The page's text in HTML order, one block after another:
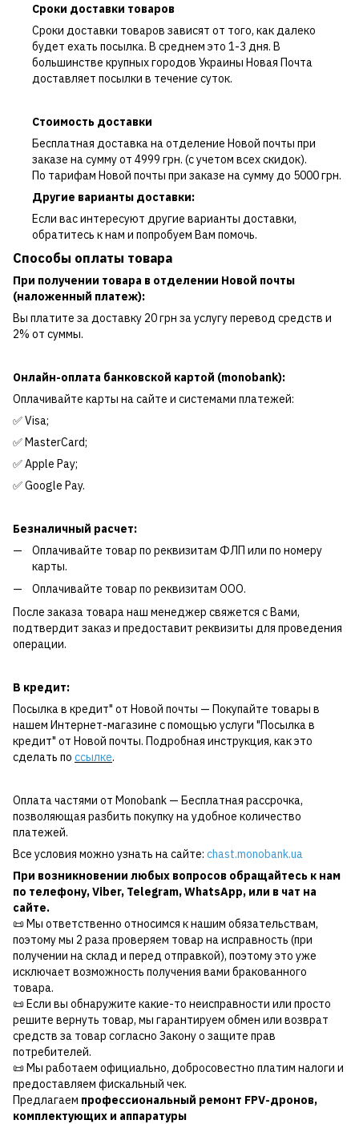
Сроки доставки товаров
Сроки доставки товаров зависят от того, как далеко
будет ехать посылка. В среднем это 1-3 дня. В
большинстве крупных городов Украины Новая Почта
доставляет посылки в течение суток.
Стоимость доставки
Бесплатная доставка на отделение Новой почты при
заказе на сумму от 4999 грн. (с учетом всех скидок).
По тарифам Новой почты при заказе на сумму до 5000 грн.
Другие варианты доставки:
Если вас интересуют другие варианты доставки,
обратитесь к нам и попробуем Вам помочь.
Способы оплаты товара
При получении товара в отделении Новой почты
(наложенный платеж):
Вы платите за доставку 20 грн за услугу перевод средств и
2% от суммы.
Онлайн-оплата банковской картой (monobank):
Оплачивайте карты на сайте и системами платежей:
✅ Visa;
✅ MasterCard;
✅ Apple Pay;
✅ Google Pay.
Безналичный расчет:
Оплачивайте товар по реквизитам ФЛП или по номеру
карты.
Оплачивайте товар по реквизитам ООО.
После заказа товара наш менеджер свяжется с Вами,
подтвердит заказ и предоставит реквизиты для проведения
операции.
В кредит:
Посылка в кредит" от Новой почты — Покупайте товары в
нашем Интернет-магазине с помощью услуги "Посылка в
кредит" от Новой почты. Подробная инструкция, как это
сделать по ссылке.
Оплата частями от Monobank — Бесплатная рассрочка,
позволяющая разбить покупку на удобное количество
платежей.
Все условия можно узнать на сайте: chast.monobank.ua
При возникновении любых вопросов обращайтесь к нам
по телефону,Viber, Telegram,WhatsApp, или в чат на
сайте.
📜 Мы ответственно относимся к нашим обязательствам,
поэтому мы 2 раза проверяем товар на исправность (при
получении на склад и перед отправкой), поэтому это уже
исключает возможность получения вами бракованного
товара.
📜 Если вы обнаружите какие-то неисправности или просто
решите вернуть товар, мы гарантируем обмен или возврат
средств за товар согласно Закону о защите прав
потребителей.
📜 Мы работаем официально, добросовестно платим налоги и
предоставляем фискальный чек.
Предлагаем профессиональный ремонт FPV-дронов,
комплектующих и аппаратуры